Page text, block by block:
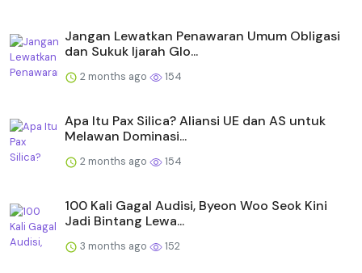
Jangan Lewatkan Penawaran Umum Obligasi
dan Sukuk Ijarah Glo...
2 months ago 154
Apa Itu Pax Silica? Aliansi UE dan AS untuk
Melawan Dominasi...
2 months ago 154
100 Kali Gagal Audisi, Byeon Woo Seok Kini
Jadi Bintang Lewa...
3 months ago 152